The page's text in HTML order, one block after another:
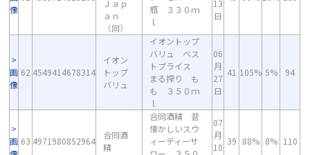
像
Ｊａｐ
ａｎ
（同）
瓶 ３３０ｍ
ｌ
13
日
画
像
62 4549414678314
イオン
トップ
バリュ
イオントップ
バリュ ベス
トプライス
まる搾り も
も ３５０ｍ
ｌ
06
月
27
日
41 105% 5% 94
画 63 4971980852964
合同酒
精
合同酒精 昔
懐かしいスウ
ィーティーサ
07
月
10
39 88% 8% 110